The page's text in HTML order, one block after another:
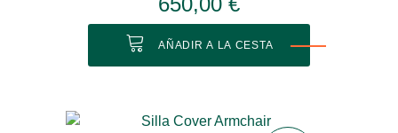
AÑADIR A LA CESTA